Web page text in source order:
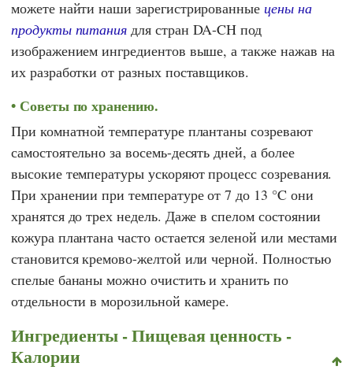
можете найти наши зарегистрированные цены на
продукты питания для стран DA-CH под
изображением ингредиентов выше, а также нажав на
их разработки от разных поставщиков.
Советы по хранению.
При комнатной температуре плантаны созревают
самостоятельно за восемь-десять дней, а более
высокие температуры ускоряют процесс созревания.
При хранении при температуре от 7 до 13 °C они
хранятся до трех недель. Даже в спелом состоянии
кожура плантана часто остается зеленой или местами
становится кремово-желтой или черной. Полностью
спелые бананы можно очистить и хранить по
отдельности в морозильной камере.
Ингредиенты - Пищевая ценность -
Калории